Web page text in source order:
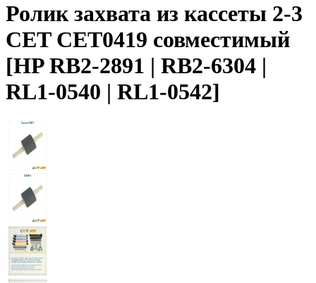
Ролик захвата из кассеты 2-3
CET CET0419 совместимый
[HP RB2-2891 | RB2-6304 |
RL1-0540 | RL1-0542]